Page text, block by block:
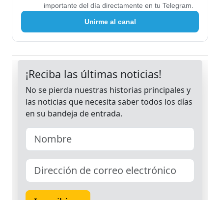
importante del día directamente en tu Telegram.
Unirme al canal